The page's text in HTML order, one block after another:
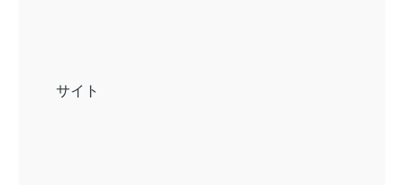
サイト